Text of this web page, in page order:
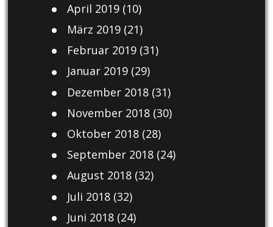
April 2019(10)
März 2019(21)
Februar 2019(31)
Januar 2019(29)
Dezember 2018(31)
November 2018(30)
Oktober 2018(28)
September 2018(24)
August 2018(32)
Juli 2018(32)
Juni 2018(24)